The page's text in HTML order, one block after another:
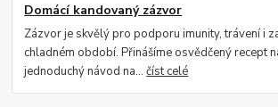
Domácí kandovaný zázvor
Zázvor je skvělý pro podporu imunity, trávení i
chladném období. Přinášíme osvědčený recept
jednoduchý návod na...číst celé